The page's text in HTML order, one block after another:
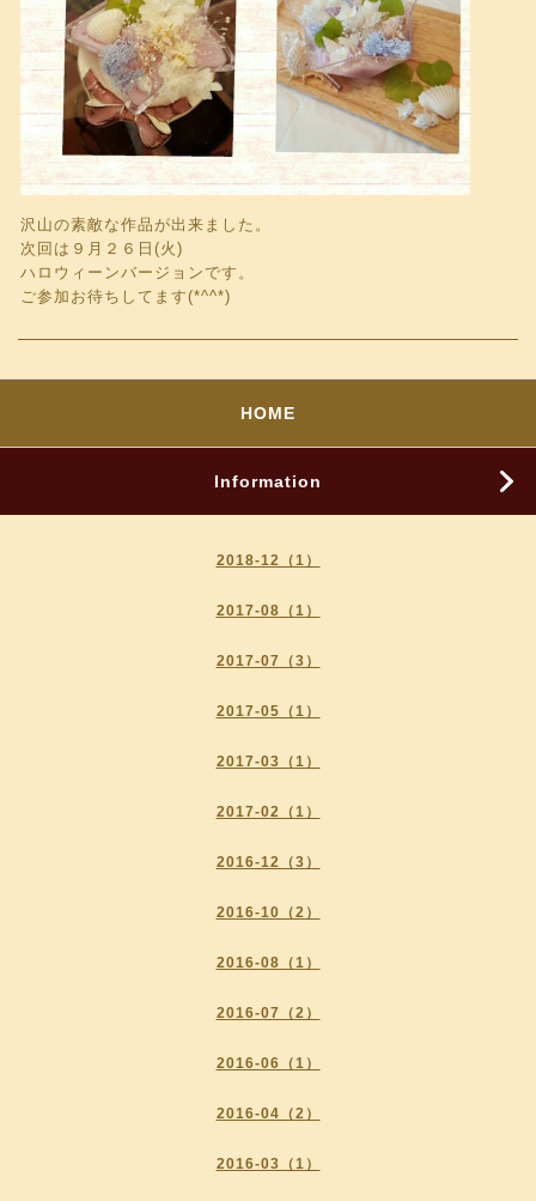
沢山の素敵な作品が出来ました。
次回は９月２６日(火)
ハロウィーンバージョンです。
ご参加お待ちしてます(*^^*)
HOME
Information
2018-12（1）
2017-08（1）
2017-07（3）
2017-05（1）
2017-03（1）
2017-02（1）
2016-12（3）
2016-10（2）
2016-08（1）
2016-07（2）
2016-06（1）
2016-04（2）
2016-03（1）